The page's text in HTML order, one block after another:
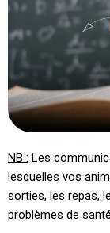
NB : Les
lesquelles vos
sorties, les repas,
problèmes de